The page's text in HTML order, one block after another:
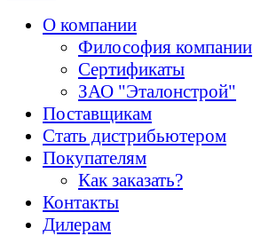
О компании
Философия компании
Сертификаты
ЗАО "Эталонстрой"
Поставщикам
Стать дистрибьютером
Покупателям
Как заказать?
Контакты
Дилерам